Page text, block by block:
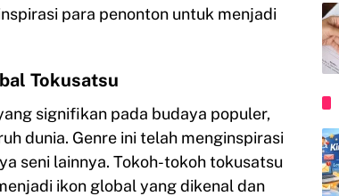
para penonton untuk menjadi
Tokusatsu
signifikan pada budaya populer,
dunia. Genre ini telah menginspirasi
seni lainnya. Tokoh-tokoh tokusatsu
ikon global yang dikenal dan